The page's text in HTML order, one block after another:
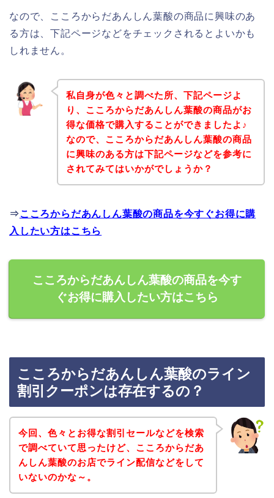
なので、こころからだあんしん葉酸の商品に興味のあ
る方は、下記ページなどをチェックされるとよいかも
しれません。
私自身が色々と調べた所、下記ページよ
り、こころからだあんしん葉酸の商品がお
得な価格で購入することができましたよ♪
なので、こころからだあんしん葉酸の商品
に興味のある方は下記ページなどを参考に
されてみてはいかがでしょうか？
⇒ こころからだあんしん葉酸の商品を今すぐお得に購
入したい方はこちら
こころからだあんしん葉酸の商品を今す
ぐお得に購入したい方はこちら
こころからだあんしん葉酸のライン
割引クーポンは存在するの？
今回、色々とお得な割引セールなどを検索
で調べていて思ったけど、こころからだあ
んしん葉酸のお店でライン配信などをして
いないのかな～。